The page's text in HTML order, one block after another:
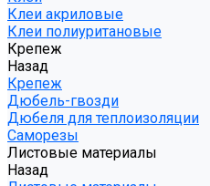
Клеи акриловые
Клеи полиуритановые
Крепеж
Назад
Крепеж
Дюбель-гвозди
Дюбеля для теплоизоляции
Саморезы
Листовые материалы
Назад